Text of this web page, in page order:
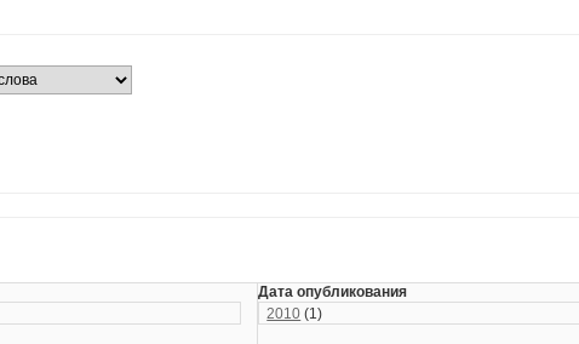
Дата опубликования
2010 (1)